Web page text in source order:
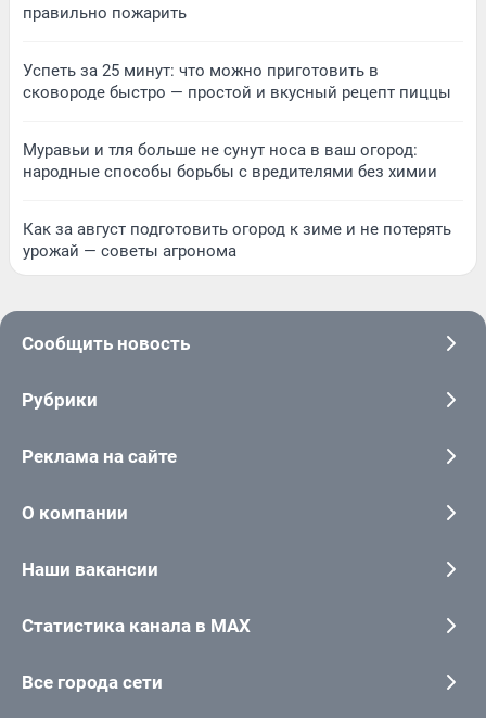
правильно пожарить
Успеть за 25 минут: что можно приготовить в
сковороде быстро — простой и вкусный рецепт пиццы
Муравьи и тля больше не сунут носа в ваш огород:
народные способы борьбы с вредителями без химии
Как за август подготовить огород к зиме и не потерять
урожай — советы агронома
Сообщить новость
Рубрики
Реклама на сайте
О компании
Наши вакансии
Статистика канала в MAX
Все города сети